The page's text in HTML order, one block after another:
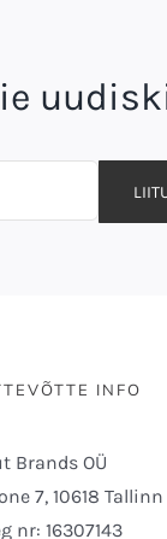
INFO
Brands OÜ
7, 10618 Tallinn
nr: 16307143